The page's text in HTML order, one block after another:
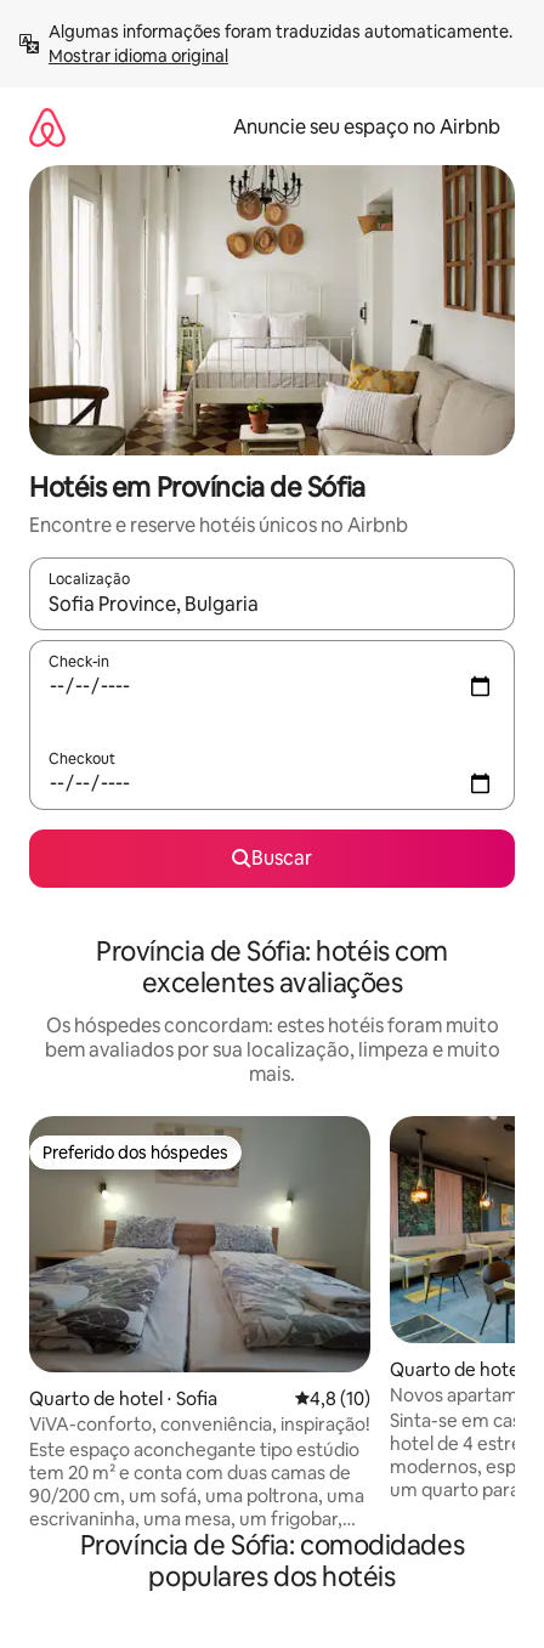
para
Mostrar idioma original
Anuncie seu espaço no Airbnb
Hotéis em Província de Sófia
Encontre e reserve hotéis únicos no Airbnb
Localização
Quando os resultados estiverem disponíveis, explore-os
Check-in
Checkout
Buscar
Província de Sófia: hotéis com
excelentes avaliações
Os hóspedes concordam: estes hotéis foram muito
bem avaliados por sua localização, limpeza e muito
mais.
Preferido dos hóspedes
Preferido dos hóspedes
Quarto de hotel ⋅ Sofia 4,8 de uma avaliação média
4,8 (10)
ViVA-conforto, conveniência, inspiração!
Este espaço aconchegante tipo estúdio
tem 20 m² e conta com duas camas de
90/200 cm, um sofá, uma poltrona, uma
escrivaninha, uma mesa, um frigobar,
uma chaleira elétrica, ar-condicionado,
TV aberta, Wi-Fi, banheiro e produtos de
higiene pessoal. Sem luxos
Quarto de hotel ⋅
Novos
com
Sinta-se em casa
hotel de 4
modernos,
um quarto para
fogão, máquina
máquina de lavar
famílias, negócios
Província de Sófia: comodidades
populares dos hotéis